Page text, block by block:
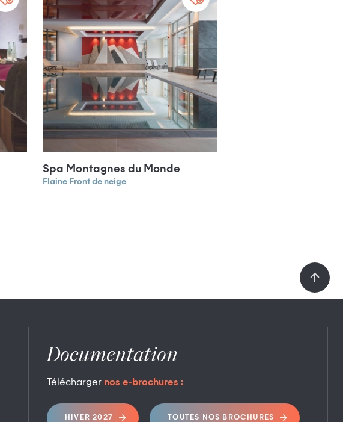
Spa Montagnes du Monde
Flaine Front de neige
Documentation
Télécharger nos e-brochures :
HIVER 2027 TOUTES NOS BROCHURES